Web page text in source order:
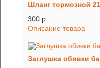
Шланг тормозной
300 p.
Описание товара
Заглушка обивки